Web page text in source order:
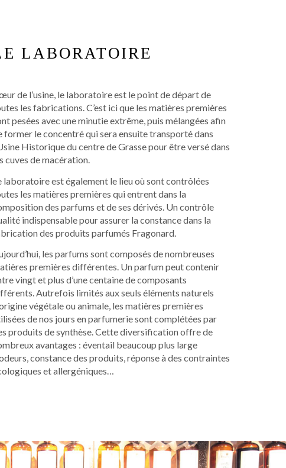
LABORATOIRE
de l’usine, le laboratoire est le point de départ de
les fabrications. C’est ici que les matières premières
pesées avec une minutie extrême, puis mélangées afin
former le concentré qui sera ensuite transporté dans
Historique du centre de Grasse pour être versé dans
cuves de macération.
laboratoire est également le lieu où sont contrôlées
les matières premières qui entrent dans la
des parfums et de ses dérivés. Un contrôle
indispensable pour assurer la constance dans la
des produits parfumés Fragonard.
les parfums sont composés de nombreuses
premières différentes. Un parfum peut contenir
vingt et plus d’une centaine de composants
Autrefois limités aux seuls éléments naturels
végétale ou animale, les matières premières
de nos jours en parfumerie sont complétées par
produits de synthèse. Cette diversification offre de
avantages : éventail beaucoup plus large
constance des produits, réponse à des contraintes
et allergéniques…